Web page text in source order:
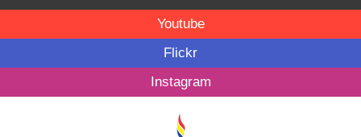
Youtube
Flickr
Instagram